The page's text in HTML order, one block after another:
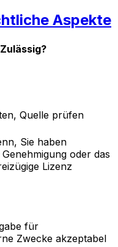
Aspekte
Zulässig?
Quelle prüfen
Sie haben
oder das
Lizenz
für
Zwecke akzeptabel